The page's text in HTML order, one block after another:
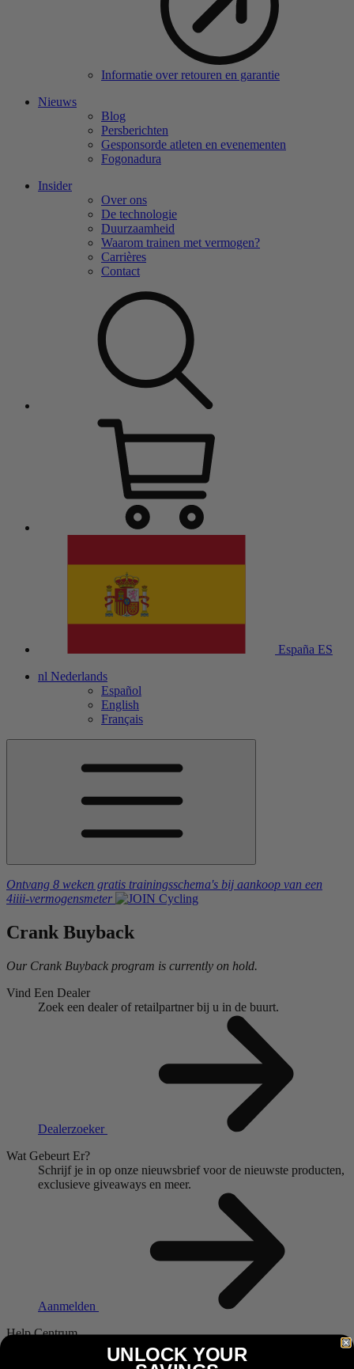
Informatie over retouren en garantie
Nieuws
Blog
Persberichten
Gesponsorde atleten en evenementen
Fogonadura
Insider
Over ons
De technologie
Duurzaamheid
Waarom trainen met vermogen?
Carrières
Contact
España ES
nl Nederlands
Español
English
Français
Ontvang 8 weken gratis trainingsschema's bij aankoop van een
4iiii-vermogensmeter
Crank Buyback
Our Crank Buyback program is currently on hold.
Vind Een Dealer
Zoek een dealer of retailpartner bij u in de buurt.
Dealerzoeker
Wat Gebeurt Er?
Schrijf je in op onze nieuwsbrief voor de nieuwste producten,
exclusieve giveaways en meer.
Aanmelden
Help Centrum
Meer informatie nodig? Heeft u een vraag voor ons?
hier om te helpen.UNLOCK YOUR